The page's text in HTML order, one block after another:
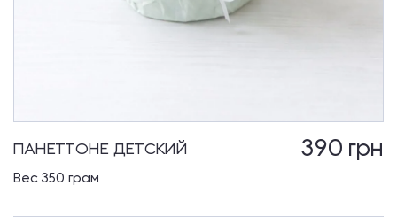
ПАНЕТТОНЕ ДЕТСКИЙ 390 грн
Вес 350 грам